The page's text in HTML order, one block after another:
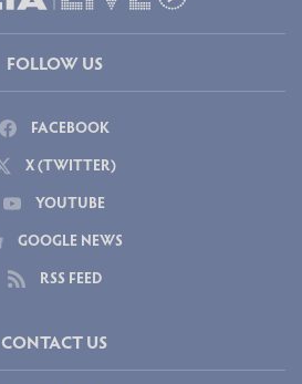
FOLLOW US
FACEBOOK
X (TWITTER)
YOUTUBE
GOOGLE NEWS
RSS FEED
CONTACT US